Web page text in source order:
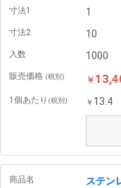
寸法1 1
寸法2 10
入数 1000
販売価格 (税別) ￥
1個あたり (税別) ￥ 13.4
商品名 ステン